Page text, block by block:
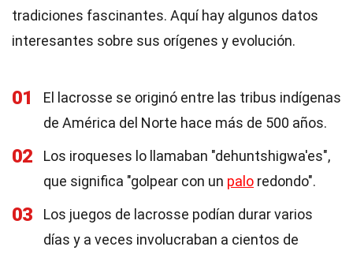
tradiciones fascinantes. Aquí hay algunos datos
interesantes sobre sus orígenes y evolución.
01
El lacrosse se originó entre las tribus indígenas
de América del Norte hace más de 500 años.
02
Los iroqueses lo llamaban "dehuntshigwa'es",
que significa "golpear con un palo redondo".
03
Los juegos de lacrosse podían durar varios
días y a veces involucraban a cientos de